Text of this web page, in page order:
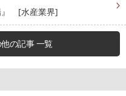
』 [水産業界]
他の記事 一覧